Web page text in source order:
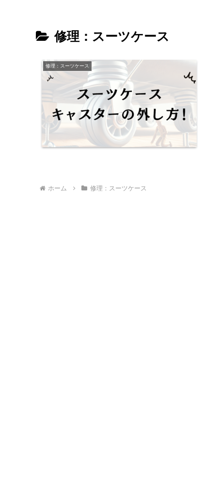
修理：スーツケース
修理：スーツケース
ホーム 修理：スーツケース